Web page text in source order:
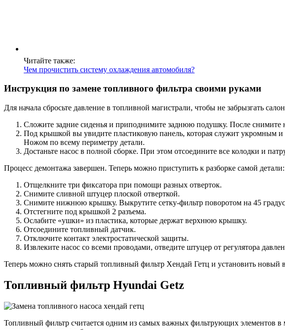
Читайте также:
Чем прочистить систему охлаждения автомобиля?
Инструкция по замене топливного фильтра своими руками
Для начала сбросьте давление в топливной магистрали, чтобы не забрызгать
Сложите задние сиденья и приподнимите заднюю подушку. После снимите
Под крышкой вы увидите пластиковую панель, которая служит укромным и
Ножом по всему периметру детали.
Достаньте насос в полной сборке. При этом отсоедините все колодки и
Процесс демонтажа завершен. Теперь можно приступить к разборке самой детали:
Отщелкните три фиксатора при помощи разных отверток.
Снимите сливной штуцер плоской отверткой.
Снимите нижнюю крышку. Выкрутите сетку-фильтр поворотом на 45
Отстегните под крышкой 2 разъема.
Ослабите «ушки» из пластика, которые держат верхнюю крышку.
Отсоедините топливный датчик.
Отключите контакт электростатической защиты.
Извлеките насос со всеми проводами, отведите штуцер от регулятора
Теперь можно снять старый топливный фильтр Хендай Гетц и установить новый
Топливный фильтр Hyundai Getz
Топливный фильтр считается одним из самых важных фильтрующих элементов